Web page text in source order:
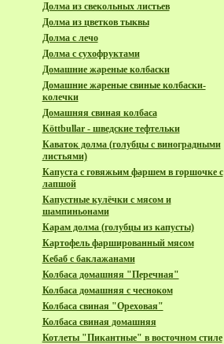
Долма из свекольных листьев
Долма из цветков тыквы
Долма с лечо
Долма с сухофруктами
Домашние жареные колбаски
Домашние жареные свиные колбаски-
колечки
Домашняя свиная колбаса
Кöttbullar - шведские тефтельки
Каваток долма (голубцы с виноградными
листьями)
Капуста с говяжьим фаршем в горшочке с
лапшой
Капустные кулёчки с мясом и
шампиньонами
Карам долма (голубцы из капусты)
Картофель фаршированный мясом
Кебаб с баклажанами
Колбаса домашняя "Перечная"
Колбаса домашняя с чесноком
Колбаса свиная "Ореховая"
Колбаса свиная домашняя
Котлеты "Пикантные" в восточном стиле